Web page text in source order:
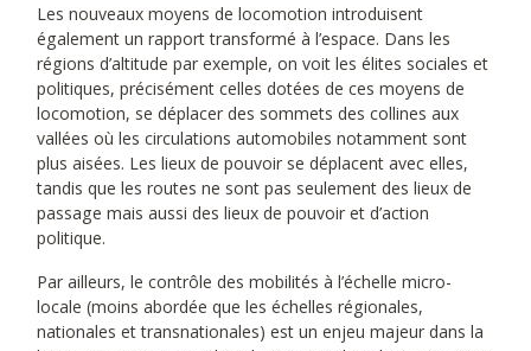
Les nouveaux moyens de locomotion introduisent
également un rapport transformé à l’espace. Dans les
régions d’altitude par exemple, on voit les élites sociales et
politiques, précisément celles dotées de ces moyens de
locomotion, se déplacer des sommets des collines aux
vallées où les circulations automobiles notamment sont
plus aisées. Les lieux de pouvoir se déplacent avec elles,
tandis que les routes ne sont pas seulement des lieux de
passage mais aussi des lieux de pouvoir et d’action
politique.
Par ailleurs, le contrôle des mobilités à l’échelle micro-
locale (moins abordée que les échelles régionales,
nationales et transnationales) est un enjeu majeur dans la